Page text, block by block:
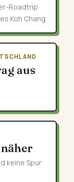
Roadtrip
Koh Chang.
aus
keine Spur